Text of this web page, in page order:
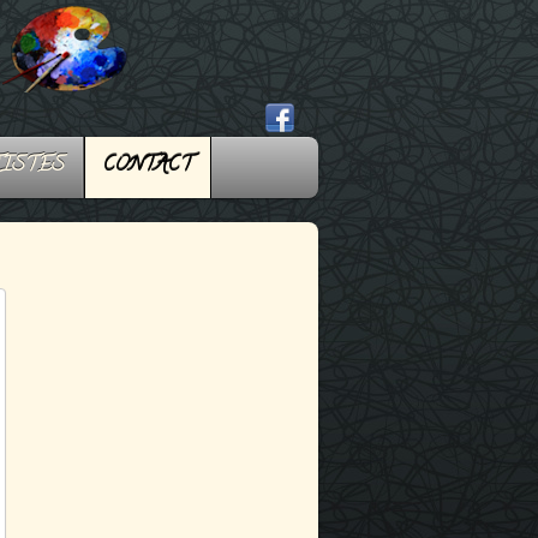
CONTACT